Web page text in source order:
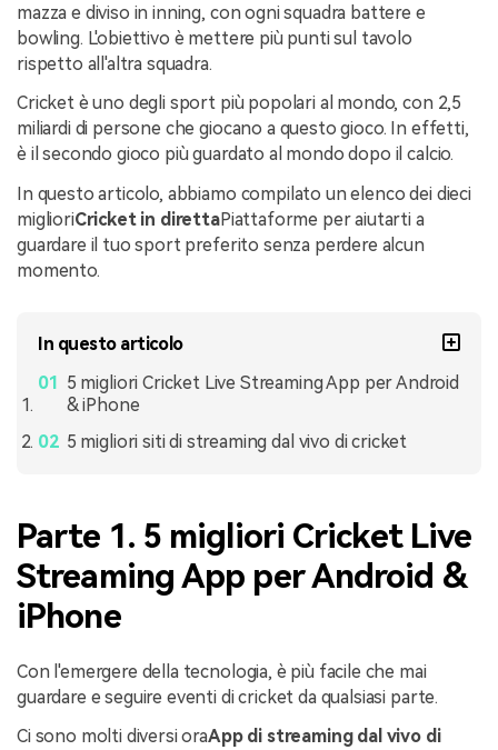
mazza e diviso in inning, con ogni squadra battere e
bowling. L'obiettivo è mettere più punti sul tavolo
rispetto all'altra squadra.
Cricket è uno degli sport più popolari al mondo, con 2,5
miliardi di persone che giocano a questo gioco. In effetti,
è il secondo gioco più guardato al mondo dopo il calcio.
In questo articolo, abbiamo compilato un elenco dei dieci
miglioriCricket in direttaPiattaforme per aiutarti a
guardare il tuo sport preferito senza perdere alcun
momento.
In questo articolo
5 migliori Cricket Live Streaming App per Android
& iPhone
5 migliori siti di streaming dal vivo di cricket
Parte 1. 5 migliori Cricket Live
Streaming App per Android &
iPhone
Con l'emergere della tecnologia, è più facile che mai
guardare e seguire eventi di cricket da qualsiasi parte.
Ci sono molti diversi oraApp di streaming dal vivo di